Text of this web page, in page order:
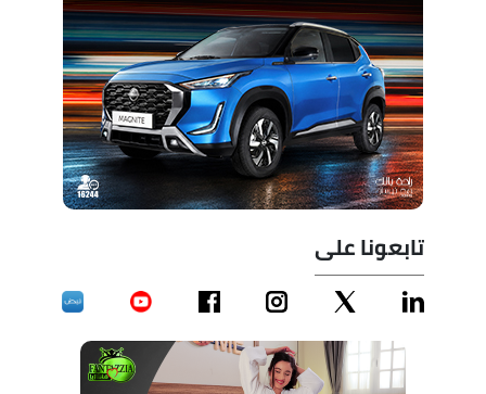
تابعونا على